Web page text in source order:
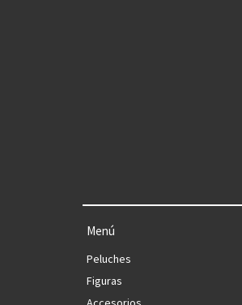
Menú
Peluches
Figuras